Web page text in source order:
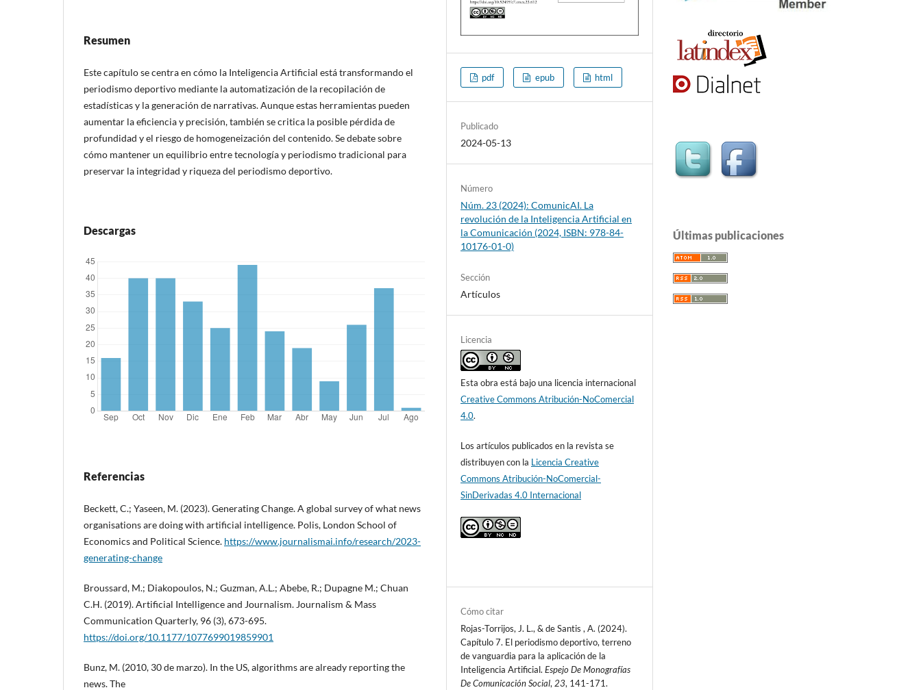
Resumen
Este capítulo se centra en cómo la Inteligencia Artificial está transformando el
periodismo deportivo mediante la automatización de la recopilación de
estadísticas y la generación de narrativas. Aunque estas herramientas pueden
aumentar la eficiencia y precisión, también se critica la posible pérdida de
profundidad y el riesgo de homogeneización del contenido. Se debate sobre
cómo mantener un equilibrio entre tecnología y periodismo tradicional para
preservar la integridad y riqueza del periodismo deportivo.
Descargas
Referencias
Beckett, C.; Yaseen, M. (2023). Generating Change. A global survey of what news
organisations are doing with artificial intelligence. Polis, London School of
Economics and Political Science. https://www.journalismai.info/research/2023-
generating-change
Broussard, M.; Diakopoulos, N.; Guzman, A.L.; Abebe, R.; Dupagne M.; Chuan
C.H. (2019). Artificial Intelligence and Journalism. Journalism & Mass
Communication Quarterly, 96 (3), 673-695.
https://doi.org/10.1177/1077699019859901
Bunz, M. (2010, 30 de marzo). In the US, algorithms are already reporting the
news. The
pdf epub html
Publicado
2024-05-13
Número
Núm. 23 (2024): ComunicAI. La
revolución de la Inteligencia Artificial en
la Comunicación (2024, ISBN: 978-84-
10176-01-0)
Sección
Artículos
Licencia
Esta obra está bajo una licencia internacional
Creative Commons Atribución-NoComercial
4.0.
Los artículos publicados en la revista se
distribuyen con la Licencia Creative
Commons Atribución-NoComercial-
SinDerivadas 4.0 Internacional
Cómo citar
Rojas-Torrijos, J. L., & de Santis , A. (2024).
Capítulo 7. El periodismo deportivo, terreno
de vanguardia para la aplicación de la
Inteligencia Artificial.Espejo De Monografías
De Comunicación Social,23, 141-171.
Últimas publicaciones